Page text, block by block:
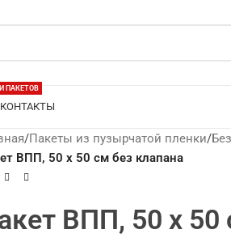
ПАКЕТОВ
КОНТАКТЫ
/Пакеты из пузырчатой пленки/
ВПП, 50 х 50 см без клапана
ВПП, 50 х 50